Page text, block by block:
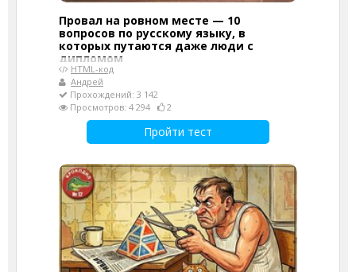
Провал на ровном месте — 10
вопросов по русскому языку, в
которых путаются даже люди с
дипломом
HTML-код
Андрей
Прохождений: 3 142
Просмотров: 4 294
2
Пройти тест